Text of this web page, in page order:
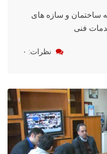
ساختمان و سازه های
فنی
نظرات: ۰